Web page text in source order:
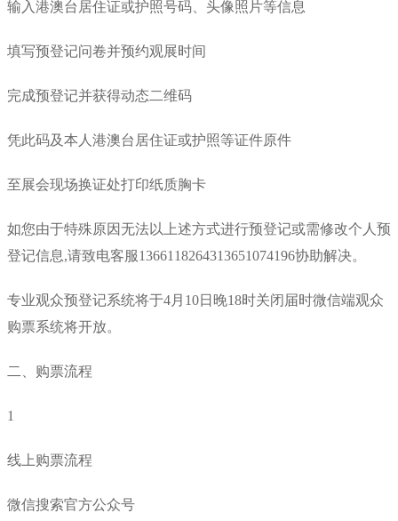
输入港澳台居住证或护照号码、头像照片等信息
填写预登记问卷并预约观展时间
完成预登记并获得动态二维码
凭此码及本人港澳台居住证或护照等证件原件
至展会现场换证处打印纸质胸卡
如您由于特殊原因无法以上述方式进行预登记或需修改个人预
登记信息,请致电客服1366118264313651074196协助解决。
专业观众预登记系统将于4月10日晚18时关闭届时微信端观众
购票系统将开放。
二、购票流程
1
线上购票流程
微信搜索官方公众号